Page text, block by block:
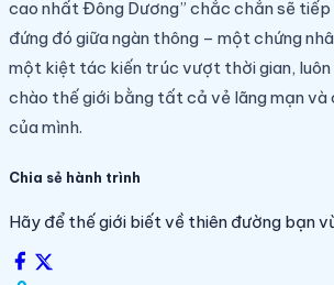
cao nhất Đông Dương” chắc chắn sẽ tiếp
đứng đó giữa ngàn thông – một chứng
một kiệt tác kiến trúc vượt thời gian, luôn
chào thế giới bằng tất cả vẻ lãng mạn và
của mình.
Chia sẻ hành trình
Hãy để thế giới biết về thiên đường bạn